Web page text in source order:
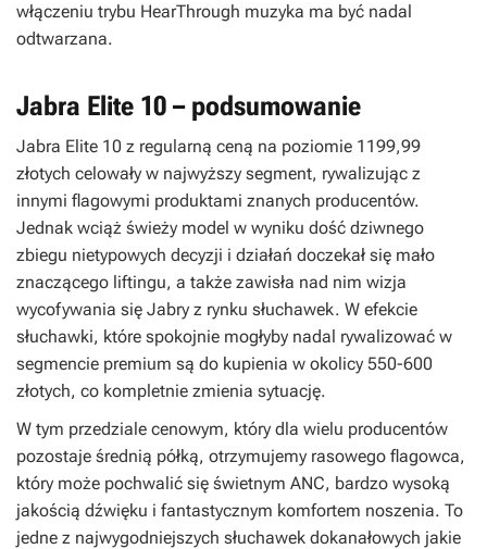
włączeniu trybu HearThrough muzyka ma być nadal
odtwarzana.
Jabra Elite 10 – podsumowanie
Jabra Elite 10 z regularną ceną na poziomie 1199,99
złotych celowały w najwyższy segment, rywalizując z
innymi flagowymi produktami znanych producentów.
Jednak wciąż świeży model w wyniku dość dziwnego
zbiegu nietypowych decyzji i działań doczekał się mało
znaczącego liftingu, a także zawisła nad nim wizja
wycofywania się Jabry z rynku słuchawek. W efekcie
słuchawki, które spokojnie mogłyby nadal rywalizować w
segmencie premium są do kupienia w okolicy 550-600
złotych, co kompletnie zmienia sytuację.
W tym przedziale cenowym, który dla wielu producentów
pozostaje średnią półką, otrzymujemy rasowego flagowca,
który może pochwalić się świetnym ANC, bardzo wysoką
jakością dźwięku i fantastycznym komfortem noszenia. To
jedne z najwygodniejszych słuchawek dokanałowych jakie